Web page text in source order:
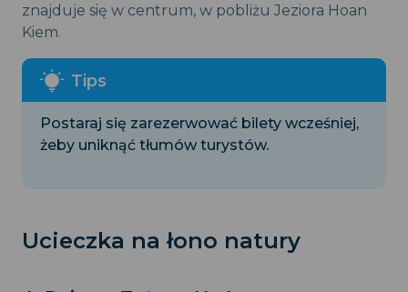
znajduje się w centrum, w pobliżu Jeziora Hoan
Kiem.
Postaraj się zarezerwować bilety wcześniej,
żeby uniknąć tłumów turystów.
Ucieczka na łono natury